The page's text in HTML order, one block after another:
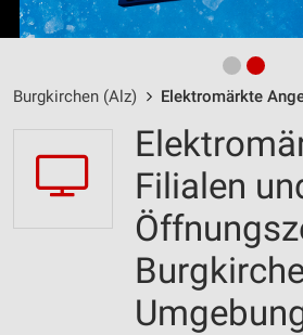
Burgkirchen (Alz) Elektromärkte
Filialen